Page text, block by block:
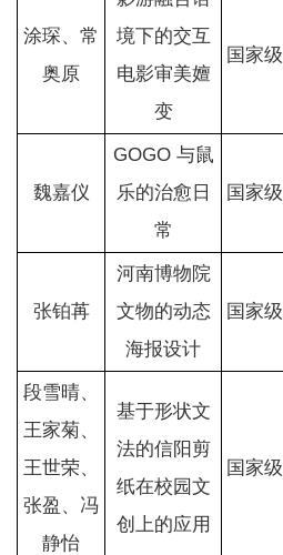
涂琛、常
奥原
境下的交互
电影审美嬗
变
国家级
魏嘉仪
GOGO 与鼠
乐的治愈日
常
国家级
张铂苒
河南博物院
文物的动态
海报设计
国家级
段雪晴、
王家菊、
王世荣、
张盈、冯
静怡
基于形状文
法的信阳剪
纸在校园文
创上的应用
国家级